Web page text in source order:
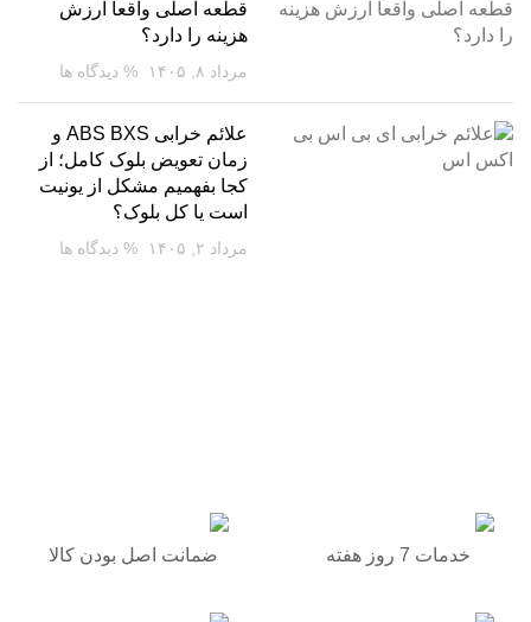
قطعه اصلی واقعاً ارزش
هزینه را دارد؟
مرداد ۸, ۱۴۰۵ % دیدگاه ها
علائم خرابی ABS BXS و
زمان تعویض بلوک کامل؛ از
کجا بفهمیم مشکل از یونیت
است یا کل بلوک؟
مرداد ۲, ۱۴۰۵ % دیدگاه ها
ضمانت اصل بودن کالا خدمات 7 روز هفته